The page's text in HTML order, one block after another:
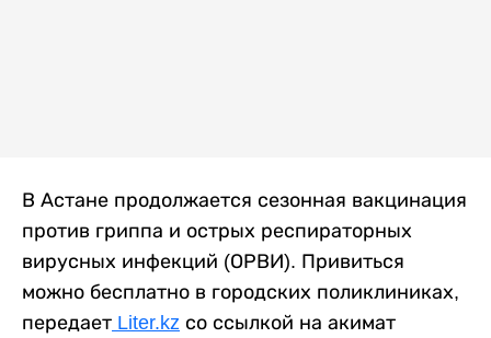
В Астане продолжается сезонная вакцинация
против гриппа и острых респираторных
вирусных инфекций (ОРВИ). Привиться
можно бесплатно в городских поликлиниках,
передает Liter.kz со ссылкой на акимат